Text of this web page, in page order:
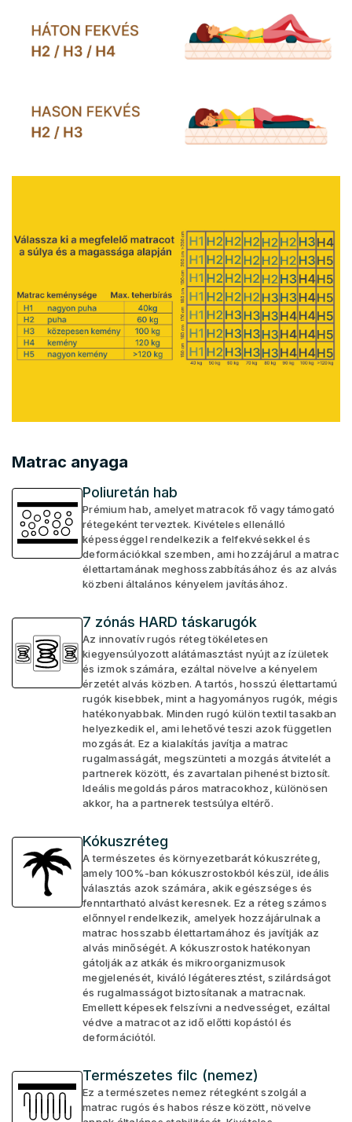
Matrac anyaga
Poliuretán hab
Prémium hab, amelyet matracok fő vagy támogató
rétegeként terveztek. Kivételes ellenálló
képességgel rendelkezik a felfekvésekkel és
deformációkkal szemben, ami hozzájárul a matrac
élettartamának meghosszabbításához és az alvás
közbeni általános kényelem javításához.
7 zónás HARD táskarugók
Az innovatív rugós réteg tökéletesen
kiegyensúlyozott alátámasztást nyújt az ízületek
és izmok számára, ezáltal növelve a kényelem
érzetét alvás közben. A tartós, hosszú élettartamú
rugók kisebbek, mint a hagyományos rugók, mégis
hatékonyabbak. Minden rugó külön textil tasakban
helyezkedik el, ami lehetővé teszi azok független
mozgását. Ez a kialakítás javítja a matrac
rugalmasságát, megszünteti a mozgás átvitelét a
partnerek között, és zavartalan pihenést biztosít.
Ideális megoldás páros matracokhoz, különösen
akkor, ha a partnerek testsúlya eltérő.
Kókuszréteg
A természetes és környezetbarát kókuszréteg,
amely 100%-ban kókuszrostokból készül, ideális
választás azok számára, akik egészséges és
fenntartható alvást keresnek. Ez a réteg számos
előnnyel rendelkezik, amelyek hozzájárulnak a
matrac hosszabb élettartamához és javítják az
alvás minőségét. A kókuszrostok hatékonyan
gátolják az atkák és mikroorganizmusok
megjelenését, kiváló légáteresztést, szilárdságot
és rugalmasságot biztosítanak a matracnak.
Emellett képesek felszívni a nedvességet, ezáltal
védve a matracot az idő előtti kopástól és
deformációtól.
Természetes filc (nemez)
Ez a természetes nemez rétegként szolgál a
matrac rugós és habos része között, növelve